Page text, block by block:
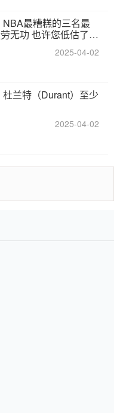
最糟糕的三名最
无功 也许您低估了硬
2025-04-02
兰特（Durant）至少
2025-04-02